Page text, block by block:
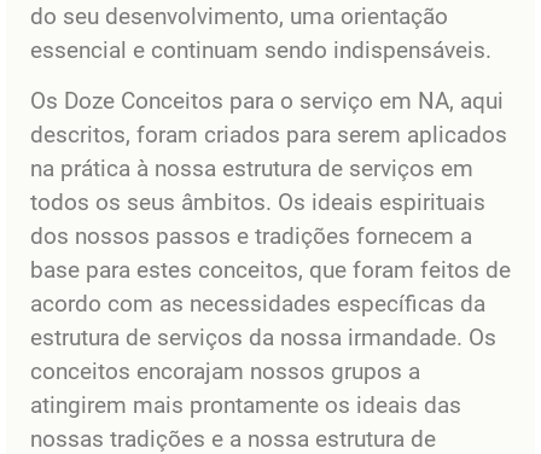
do seu desenvolvimento, uma orientação
essencial e continuam sendo indispensáveis.
Os Doze Conceitos para o serviço em NA, aqui
descritos, foram criados para serem aplicados
na prática à nossa estrutura de serviços em
todos os seus âmbitos. Os ideais espirituais
dos nossos passos e tradições fornecem a
base para estes conceitos, que foram feitos de
acordo com as necessidades específicas da
estrutura de serviços da nossa irmandade. Os
conceitos encorajam nossos grupos a
atingirem mais prontamente os ideais das
nossas tradições e a nossa estrutura de